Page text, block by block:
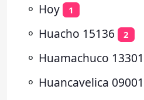
⚬ Hoy 1
⚬ Huacho 15136 2
⚬ Huamachuco 13301
⚬ Huancavelica 09001